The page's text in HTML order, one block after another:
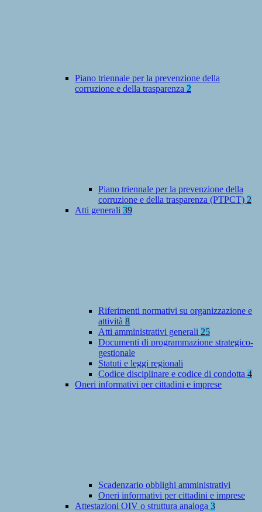
Piano triennale per la prevenzione della
corruzione e della trasparenza 2
Piano triennale per la prevenzione della
corruzione e della trasparenza (PTPCT) 2
Atti generali 39
Riferimenti normativi su organizzazione e
attività 8
Atti amministrativi generali 25
Documenti di programmazione strategico-
gestionale
Statuti e leggi regionali
Codice disciplinare e codice di condotta 4
Oneri informativi per cittadini e imprese
Scadenzario obblighi amministrativi
Oneri informativi per cittadini e imprese
Attestazioni OIV o struttura analoga 3